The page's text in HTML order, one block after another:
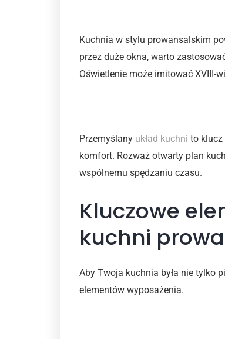
Kuchnia w stylu prowansalskim
przez duże okna, warto
Oświetlenie może imitować XVIII-
Przemyślany układ kuchni to klucz
komfort. Rozważ otwarty plan
wspólnemu spędzaniu czasu.
Kluczowe
kuchni
Aby Twoja kuchnia była nie tylko
elementów wyposażenia.